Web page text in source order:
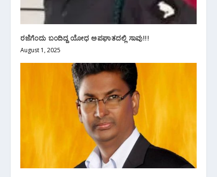
ರಜೆಗೆಂದು ಬಂದಿದ್ದ ಯೋಧ ಅಪಘಾತದಲ್ಲಿ ಸಾವು!!!
August 1, 2025